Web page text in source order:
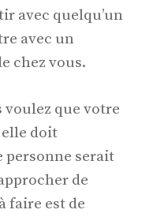
avec quelqu’un
avec un
chez vous.
voulez que votre
doit
personne serait
de
faire est de